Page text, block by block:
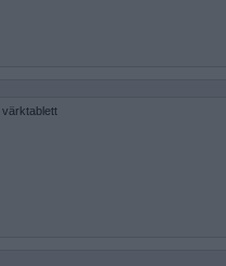
värktablett